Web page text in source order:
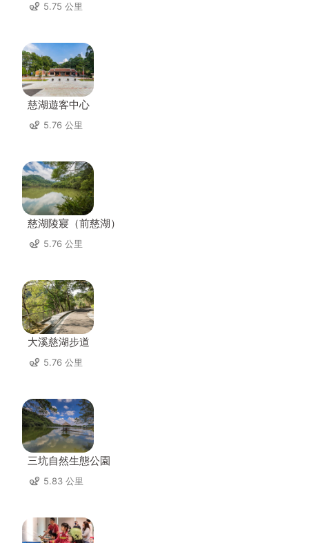
5.75 公里
慈湖遊客中心
5.76 公里
慈湖陵寢（前慈湖）
5.76 公里
大溪慈湖步道
5.76 公里
三坑自然生態公園
5.83 公里